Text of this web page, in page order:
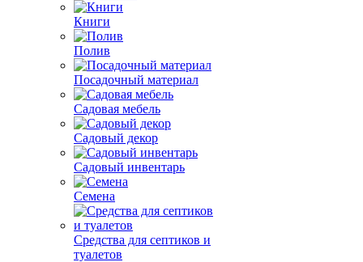
Книги
Полив
Посадочный материал
Садовая мебель
Садовый декор
Садовый инвентарь
Семена
Средства для септиков и
туалетов